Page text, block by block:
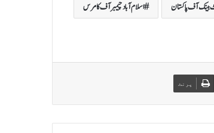
بینک آف پاکستان
اسلام آباد چیمبر آف کامرس
پرنٹ